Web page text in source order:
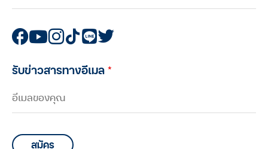
รับข่าวสารทางอีเมล*